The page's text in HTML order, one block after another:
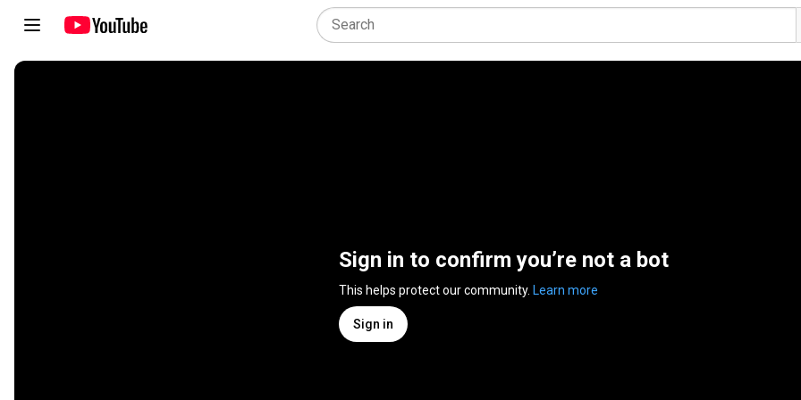
Sign in to confirm you’re not a bot
This helps protect our community. Learn more
Sign in